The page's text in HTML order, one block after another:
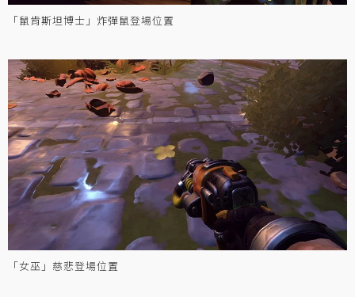
「鼠肯斯坦博士」炸彈鼠登場位置
「女巫」慈悲登場位置